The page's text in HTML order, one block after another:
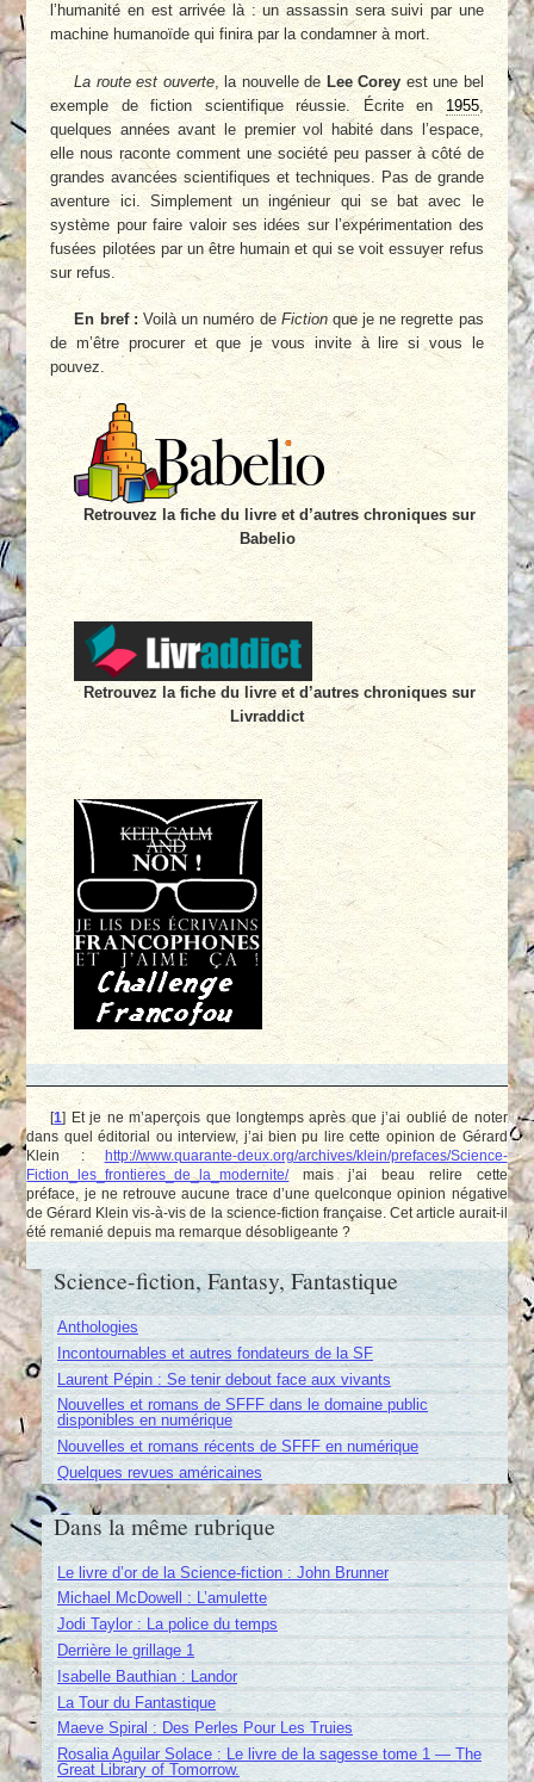
l’humanité en est arrivée là : un assassin sera suivi par une
machine humanoïde qui finira par la condamner à mort.
La route est ouverte, la nouvelle de Lee Corey est une bel
exemple de fiction scientifique réussie. Écrite en1955,
quelques années avant le premier vol habité dans l’espace,
elle nous raconte comment une société peu passer à côté de
grandes avancées scientifiques et techniques. Pas de grande
aventure ici. Simplement un ingénieur qui se bat avec le
système pour faire valoir ses idées sur l’expérimentation des
fusées pilotées par un être humain et qui se voit essuyer refus
sur refus.
En bref :Voilà un numéro deFictionque je ne regrette pas
de m’être procurer et que je vous invite à lire si vous le
pouvez.
Retrouvez la fiche du livre et d’autres chroniques sur
Babelio
Retrouvez la fiche du livre et d’autres chroniques sur
Livraddict
[1] Et je ne m’aperçois que longtemps après que j’ai oublié de noter
dans quel éditorial ou interview, j’ai bien pu lire cette opinion de Gérard
Klein : http://www.quarante-deux.org/archives/klein/prefaces/Science-
Fiction_les_frontieres_de_la_modernite/mais j’ai beau relire cette
préface, je ne retrouve aucune trace d’une quelconque opinion négative
de Gérard Klein vis-à-vis de la science-fiction française. Cet article aurait-il
été remanié depuis ma remarque désobligeante ?
Science-fiction, Fantasy, Fantastique
Anthologies
Incontournables et autres fondateurs de la SF
Laurent Pépin : Se tenir debout face aux vivants
Nouvelles et romans de SFFF dans le domaine public
disponibles en numérique
Nouvelles et romans récents de SFFF en numérique
Quelques revues américaines
Dans la même rubrique
Le livre d’or de la Science-fiction : John Brunner
Michael McDowell : L’amulette
Jodi Taylor : La police du temps
Derrière le grillage 1
Isabelle Bauthian : Landor
La Tour du Fantastique
Maeve Spiral : Des Perles Pour Les Truies
Rosalia Aguilar Solace : Le livre de la sagesse tome 1 — The
Great Library of Tomorrow.